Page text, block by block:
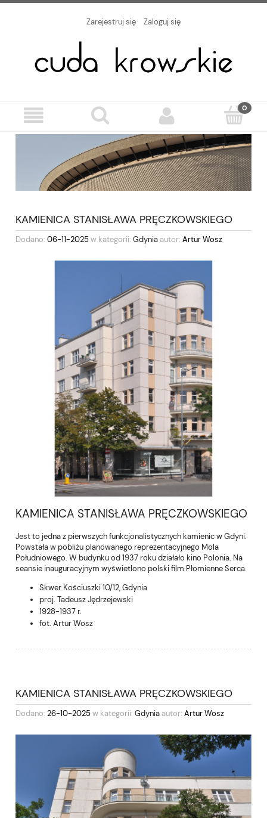
Zarejestruj się Zaloguj się
KAMIENICA STANISŁAWA PRĘCZKOWSKIEGO
Dodano: 06-11-2025w kategorii: Gdynia autor: Artur Wosz
KAMIENICA STANISŁAWA PRĘCZKOWSKIEGO
Jest to jedna z pierwszych funkcjonalistycznych kamienic w Gdyni.
Powstała w pobliżu planowanego reprezentacyjnego Mola
Południowego. W budynku od 1937 roku działało kino Polonia. Na
seansie inauguracyjnym wyświetlono polski film Płomienne Serca.
Skwer Kościuszki 10/12, Gdynia
proj. Tadeusz Jędrzejewski
1928-1937 r.
fot. Artur Wosz
KAMIENICA STANISŁAWA PRĘCZKOWSKIEGO
Dodano: 26-10-2025w kategorii: Gdynia autor: Artur Wosz